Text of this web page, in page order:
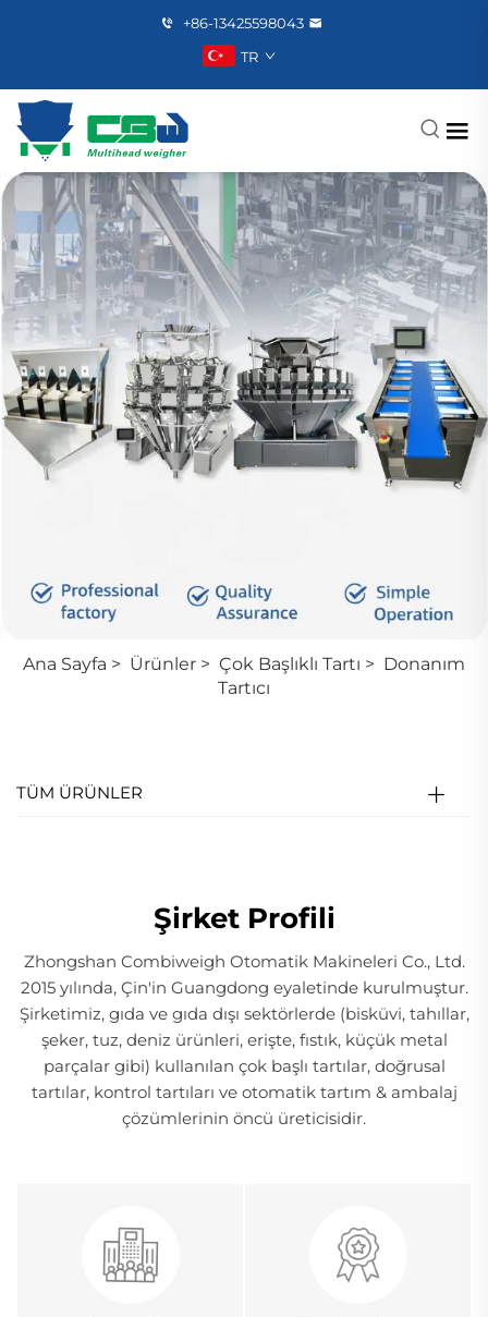
+86-13425598043
TR
Ana Sayfa > Ürünler > Çok Başlıklı Tartı > Donanım
Tartıcı
TÜM ÜRÜNLER
Şirket Profili
Zhongshan Combiweigh Otomatik Makineleri Co., Ltd.
2015 yılında, Çin'in Guangdong eyaletinde kurulmuştur.
Şirketimiz, gıda ve gıda dışı sektörlerde (bisküvi, tahıllar,
şeker, tuz, deniz ürünleri, erişte, fıstık, küçük metal
parçalar gibi) kullanılan çok başlı tartılar, doğrusal
tartılar, kontrol tartıları ve otomatik tartım & ambalaj
çözümlerinin öncü üreticisidir.